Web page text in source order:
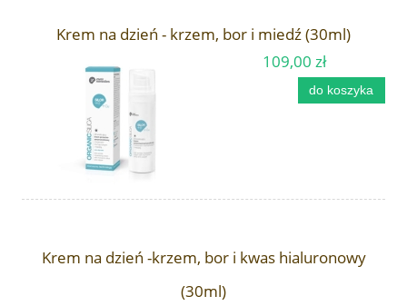
Krem na dzień - krzem, bor i miedź (30ml)
109,00 zł
do koszyka
Krem na dzień -krzem, bor i kwas hialuronowy
(30ml)